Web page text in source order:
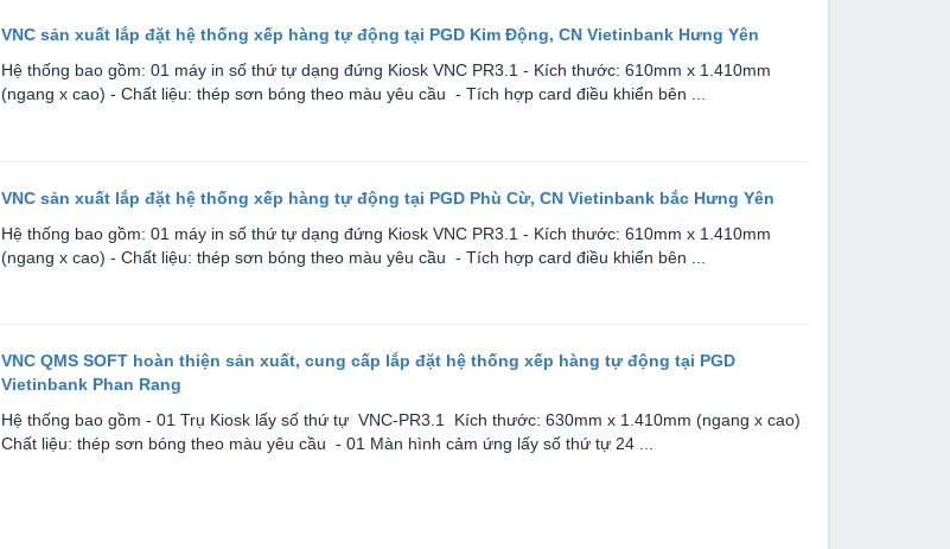
VNC sản xuất lắp đặt hệ thống xếp hàng tự động tại PGD Kim Động, CN Vietinbank Hưng Yên
Hệ thống bao gồm: 01 máy in số thứ tự dạng đứng Kiosk VNC PR3.1 - Kích thước: 610mm x 1.410mm
(ngang x cao) - Chất liệu: thép sơn bóng theo màu yêu cầu - Tích hợp card điều khiển bên ...
VNC sản xuất lắp đặt hệ thống xếp hàng tự động tại PGD Phù Cừ, CN Vietinbank bắc Hưng Yên
Hệ thống bao gồm: 01 máy in số thứ tự dạng đứng Kiosk VNC PR3.1 - Kích thước: 610mm x 1.410mm
(ngang x cao) - Chất liệu: thép sơn bóng theo màu yêu cầu - Tích hợp card điều khiển bên ...
VNC QMS SOFT hoàn thiện sản xuất, cung cấp lắp đặt hệ thống xếp hàng tự động tại PGD
Vietinbank Phan Rang
Hệ thống bao gồm - 01 Trụ Kiosk lấy số thứ tự VNC-PR3.1 Kích thước: 630mm x 1.410mm (ngang x cao)
Chất liệu: thép sơn bóng theo màu yêu cầu - 01 Màn hình cảm ứng lấy số thứ tự 24 ...